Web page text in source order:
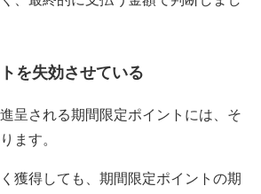
を失効させている
呈される期間限定ポイントには、そ
ます。
獲得しても、期間限定ポイントの期